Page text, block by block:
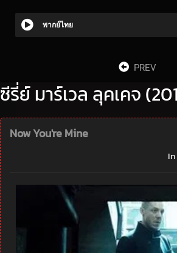
พากย์ไทย
PREV
ซีรี่ย์ มาร์เวล ลุคเคจ
Now You're Mine